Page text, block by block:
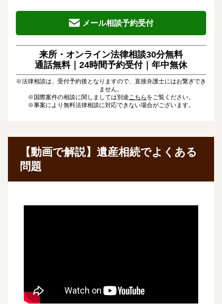
メール相談予約受付
来所・オンライン法律相談30分無料
通話無料｜24時間予約受付｜ 年中無休
※法律相談は、受付予約後となりますので、直接弁護士にはお繋ぎでき
ません。
※国際案件の相談に関しましては別途 こちら をご覧ください。
※事案により無料法律相談に対応できない場合がございます。
【動画で解説】遺産相続でよくある
問題